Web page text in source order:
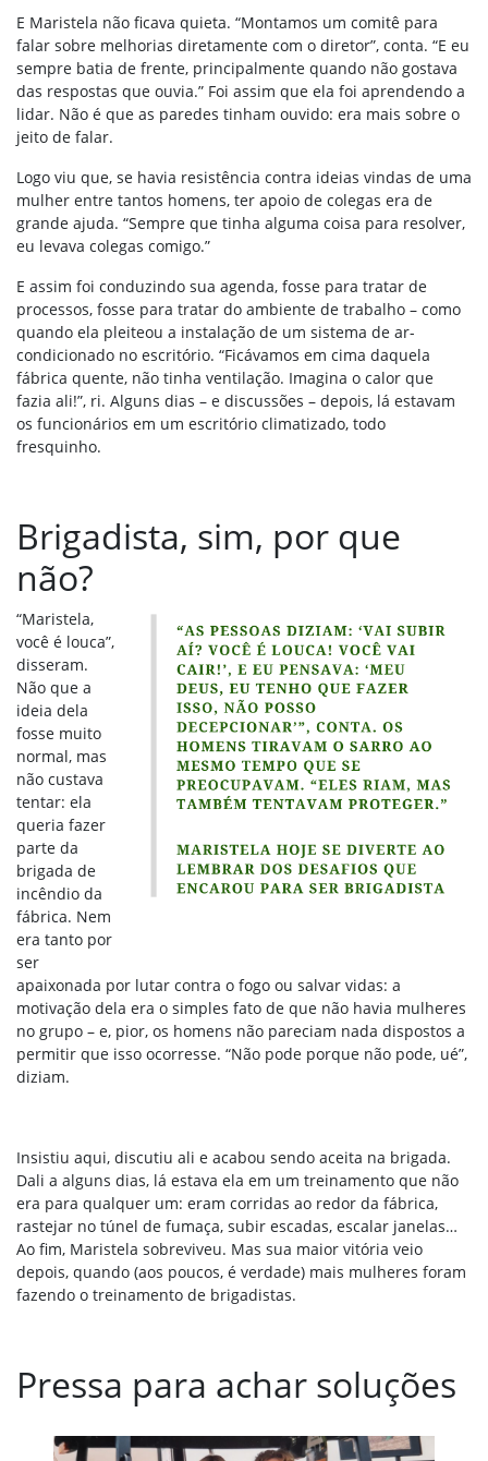
E Maristela não ficava quieta. “Montamos um comitê para
falar sobre melhorias diretamente com o diretor”, conta. “E eu
sempre batia de frente, principalmente quando não gostava
das respostas que ouvia.” Foi assim que ela foi aprendendo a
lidar. Não é que as paredes tinham ouvido: era mais sobre o
jeito de falar.
Logo viu que, se havia resistência contra ideias vindas de uma
mulher entre tantos homens, ter apoio de colegas era de
grande ajuda. “Sempre que tinha alguma coisa para resolver,
eu levava colegas comigo.”
E assim foi conduzindo sua agenda, fosse para tratar de
processos, fosse para tratar do ambiente de trabalho – como
quando ela pleiteou a instalação de um sistema de ar-
condicionado no escritório. “Ficávamos em cima daquela
fábrica quente, não tinha ventilação. Imagina o calor que
fazia ali!”, ri. Alguns dias – e discussões – depois, lá estavam
os funcionários em um escritório climatizado, todo
fresquinho.
Brigadista, sim, por que
não?
“Maristela,
você é louca”,
disseram.
Não que a
ideia dela
fosse muito
normal, mas
não custava
tentar: ela
queria fazer
parte da
brigada de
incêndio da
fábrica. Nem
era tanto por
ser
apaixonada por lutar contra o fogo ou salvar vidas: a
motivação dela era o simples fato de que não havia mulheres
no grupo – e, pior, os homens não pareciam nada dispostos a
permitir que isso ocorresse. “Não pode porque não pode, ué”,
diziam.
Insistiu aqui, discutiu ali e acabou sendo aceita na brigada.
Dali a alguns dias, lá estava ela em um treinamento que não
era para qualquer um: eram corridas ao redor da fábrica,
rastejar no túnel de fumaça, subir escadas, escalar janelas…
Ao fim, Maristela sobreviveu. Mas sua maior vitória veio
depois, quando (aos poucos, é verdade) mais mulheres foram
fazendo o treinamento de brigadistas.
Pressa para achar soluções